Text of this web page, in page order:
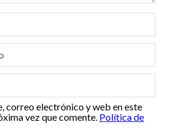
correo electrónico y web en este
vez que comente. Política de